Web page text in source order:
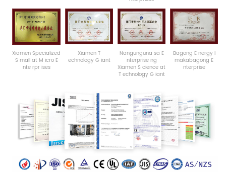
XiamenSpecialized
S mallatM icroE
nterprises
XiamenT
echnologyGiant
Nangunguna sa E
nterprise ng
XiamenS cience at
TechnologyGiant
Bagong EnergyI
makabagong E
nterprise